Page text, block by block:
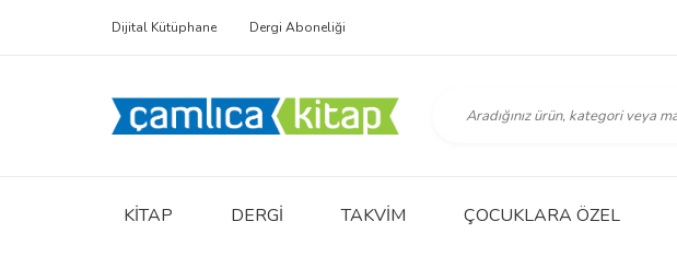
Dijital Kütüphane Dergi Aboneliği
KITAP DERGI TAKVIM ÇOCUKLARA ÖZEL